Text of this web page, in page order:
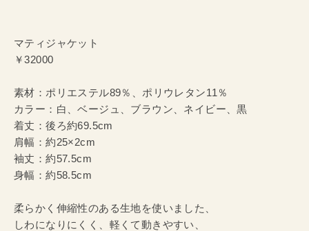
マティジャケット
￥32000
素材：ポリエステル89％、ポリウレタン11％
カラー：白、ベージュ、ブラウン、ネイビー、黒
着丈：後ろ約69.5cm
肩幅：約25×2cm
袖丈：約57.5cm
身幅：約58.5cm
柔らかく伸縮性のある生地を使いました、
しわになりにくく、軽くて動きやすい、